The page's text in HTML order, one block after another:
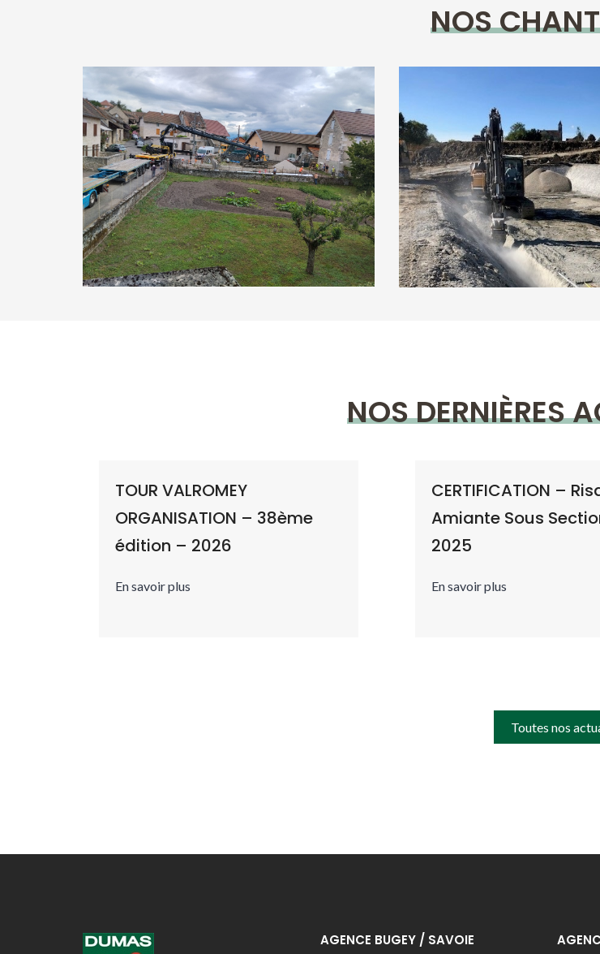
NOS
Création d’une réserve incendie
– DECI
d’épuration
Tous nos
NOS DERNIÈRES
TOUR VALROMEY
ORGANISATION – 38ème
édition – 2026
En savoir plus
CERTIFICATION –
Amiante Sous
2025
En savoir plus
Toutes nos
AGENCE BUGEY / SAVOIE